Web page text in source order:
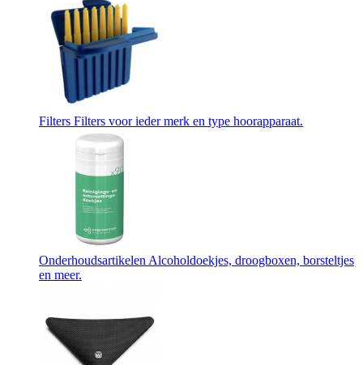
Filters Filters voor ieder merk en type hoorapparaat.
Onderhoudsartikelen Alcoholdoekjes, droogboxen, borsteltjes
en meer.